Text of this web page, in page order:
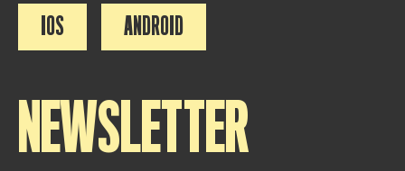
IOS ANDROID
NEWSLETTER